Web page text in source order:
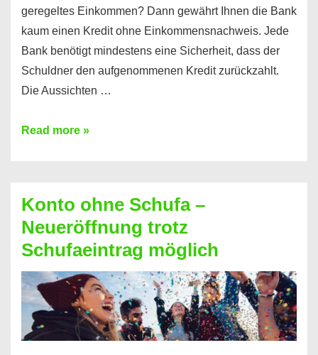
geregeltes Einkommen? Dann gewährt Ihnen die Bank
kaum einen Kredit ohne Einkommensnachweis. Jede
Bank benötigt mindestens eine Sicherheit, dass der
Schuldner den aufgenommenen Kredit zurückzahlt.
Die Aussichten …
Mit
Sie
einen
Kredit
ohne
Einkommensnachweis
Read more »
Konto ohne Schufa –
Neueröffnung trotz
Schufaeintrag möglich